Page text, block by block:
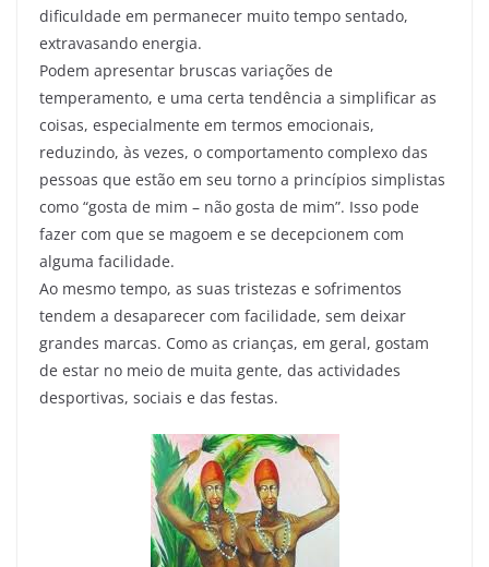
dificuldade em permanecer muito tempo sentado,
extravasando energia.
Podem apresentar bruscas variações de
temperamento, e uma certa tendência a simplificar as
coisas, especialmente em termos emocionais,
reduzindo, às vezes, o comportamento complexo das
pessoas que estão em seu torno a princípios simplistas
como “gosta de mim – não gosta de mim”. Isso pode
fazer com que se magoem e se decepcionem com
alguma facilidade.
Ao mesmo tempo, as suas tristezas e sofrimentos
tendem a desaparecer com facilidade, sem deixar
grandes marcas. Como as crianças, em geral, gostam
de estar no meio de muita gente, das actividades
desportivas, sociais e das festas.